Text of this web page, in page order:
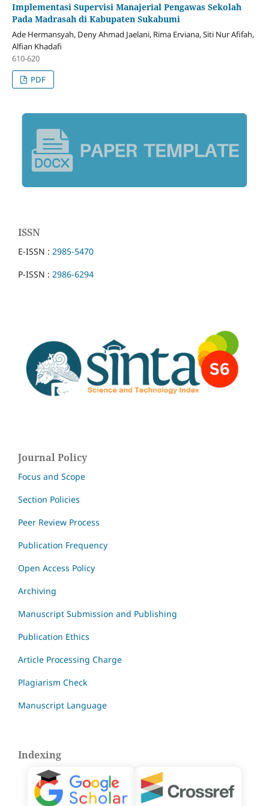
Implementasi Supervisi Manajerial Pengawas Sekolah
Pada Madrasah di Kabupaten Sukabumi
Ade Hermansyah, Deny Ahmad Jaelani, Rima Erviana, Siti Nur Afifah,
Alfian Khadafi
610-620
PDF
ISSN
E-ISSN : 2985-5470
P-ISSN : 2986-6294
Journal Policy
Focus and Scope
Section Policies
Peer Review Process
Publication Frequency
Open Access Policy
Archiving
Manuscript Submission and Publishing
Publication Ethics
Article Processing Charge
Plagiarism Check
Manuscript Language
Indexing